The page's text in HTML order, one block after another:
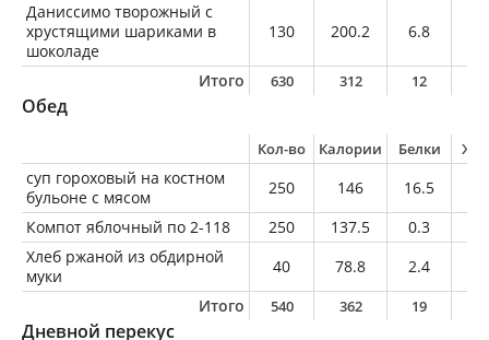
Даниссимо творожный с
хрустящими шариками в
шоколаде
130 200.2 6.8
Итого 630 312 12
Обед
Кол-во Калории Белки
суп гороховый на костном
бульоне с мясом
250 146 16.5
Компот яблочный по 2-118
250 137.5 0.3
Хлеб ржаной из обдирной
муки
40 78.8 2.4
Итого
540 362 19
Дневной перекус